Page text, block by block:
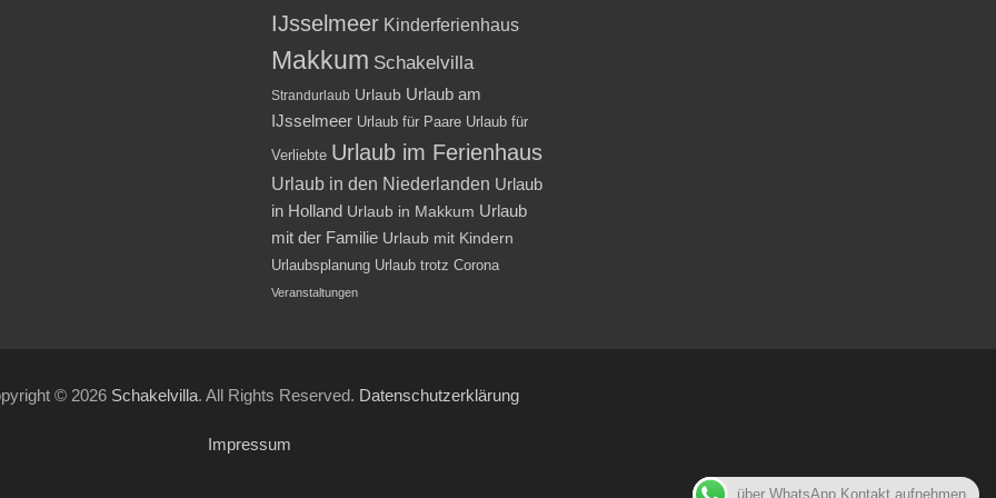
IJsselmeer Kinderferienhaus
Makkum Schakelvilla
Strandurlaub Urlaub Urlaub am
IJsselmeer Urlaub für Paare Urlaub für
Verliebte Urlaub im Ferienhaus
Urlaub in den Niederlanden Urlaub
in Holland Urlaub in Makkum Urlaub
mit der Familie Urlaub mit Kindern
Urlaubsplanung Urlaub trotz Corona
Veranstaltungen
© 2026 Schakelvilla. All Rights Reserved. Datenschutzerklärung
Impressum
über WhatsApp Kontakt aufnehmen